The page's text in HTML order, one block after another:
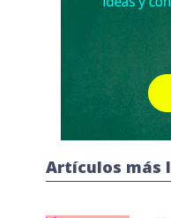
Artículos más